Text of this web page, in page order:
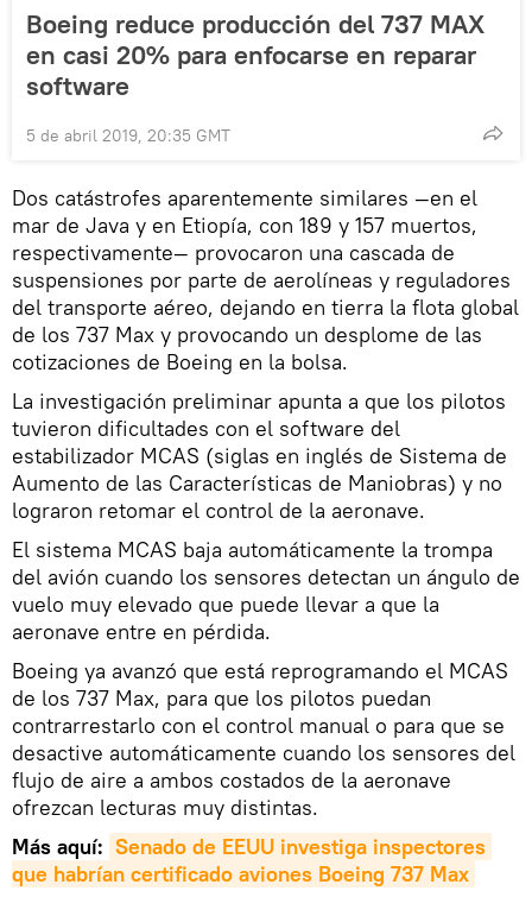
Boeing reduce producción del 737 MAX
en casi 20% para enfocarse en reparar
software
5 de abril 2019, 20:35 GMT
Dos catástrofes aparentemente similares —en el
mar de Java y en Etiopía, con 189 y 157 muertos,
respectivamente— provocaron una cascada de
suspensiones por parte de aerolíneas y reguladores
del transporte aéreo, dejando en tierra la flota global
de los 737 Max y provocando un desplome de las
cotizaciones de Boeing en la bolsa.
La investigación preliminar apunta a que los pilotos
tuvieron dificultades con el software del
estabilizador MCAS (siglas en inglés de Sistema de
Aumento de las Características de Maniobras) y no
lograron retomar el control de la aeronave.
El sistema MCAS baja automáticamente la trompa
del avión cuando los sensores detectan un ángulo de
vuelo muy elevado que puede llevar a que la
aeronave entre en pérdida.
Boeing ya avanzó que está reprogramando el MCAS
de los 737 Max, para que los pilotos puedan
contrarrestarlo con el control manual o para que se
desactive automáticamente cuando los sensores del
flujo de aire a ambos costados de la aeronave
ofrezcan lecturas muy distintas.
Más aquí: Senado de EEUU investiga inspectores
que habrían certificado aviones Boeing 737 Max